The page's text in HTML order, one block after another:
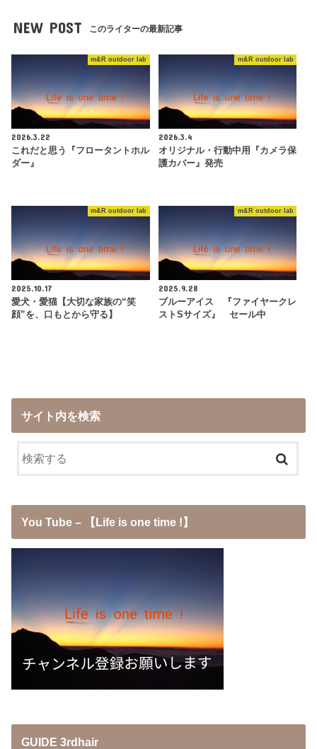
NEW POST このライターの最新記事
m&R outdoor lab
2026.3.22
これだと思う『フロータントホル
ダー』
m&R outdoor lab
2026.3.4
オリジナル・行動中用『カメラ保
護カバー』発売
m&R outdoor lab
2025.10.17
愛犬・愛猫【大切な家族の“笑
顔”を、口もとから守る】
m&R outdoor lab
2025.9.28
ブルーアイス 『ファイヤークレ
ストSサイズ』 セール中
サイト内を検索
You Tube – 【Life is one time !】
GUIDE 3rdhair